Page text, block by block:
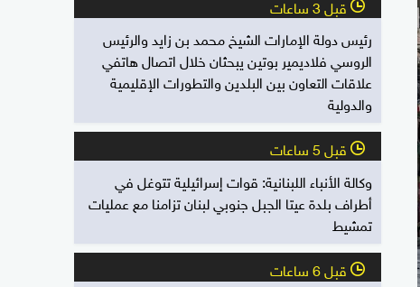
l قبل 3 ساعات
رئيس دولة الإمارات الشيخ محمد بن زايد والرئيس
الروسي فلاديمير بوتين يبحثان خلال اتصال هاتفي
علاقات التعاون بين البلدين والتطورات الإقليمية
والدولية
l قبل 5 ساعات
وكالة الأنباء اللبنانية: قوات إسرائيلية تتوغل في
أطراف بلدة عيتا الجبل جنوبي لبنان تزامنا مع عمليات
تمشيط
l قبل 6 ساعات